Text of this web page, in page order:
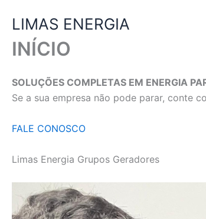
conteúdo
LIMAS ENERGIA
INÍCIO
SOLUÇÕES COMPLETAS EM ENERGIA
Se a sua empresa não pode parar, conte
FALE CONOSCO
Limas Energia Grupos Geradores